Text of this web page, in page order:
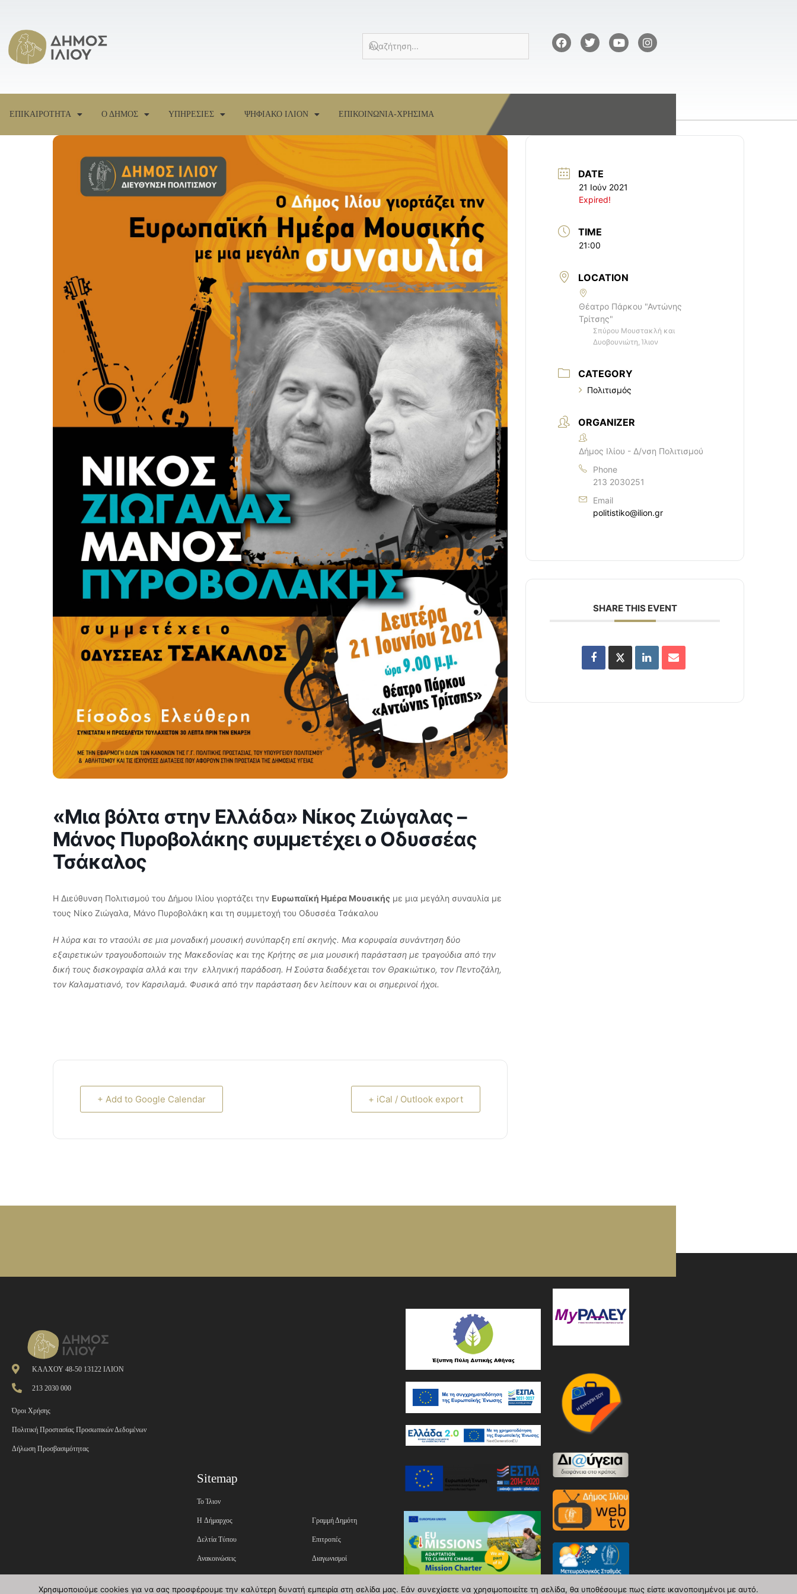
ΕΠΙΚΑΙΡΟΤΗΤΑ Ο ΔΗΜΟΣ ΥΠΗΡΕΣΙΕΣ ΨΗΦΙΑΚΟ ΙΛΙΟΝ ΕΠΙΚΟΙΝΩΝΙΑ-ΧΡΗΣΙΜΑ
«Μια βόλτα στην Ελλάδα» Νίκος Ζιώγαλας –
Μάνος Πυροβολάκης συμμετέχει ο Οδυσσέας
Τσάκαλος
Η Διεύθυνση Πολιτισμού του Δήμου Ιλίου γιορτάζει την Ευρωπαϊκή Ημέρα Μουσικής με μια μεγάλη συναυλία με
τους Νίκο Ζιώγαλα, Μάνο Πυροβολάκη και τη συμμετοχή του Οδυσσέα Τσάκαλου
Η λύρα και το νταούλι σε μια μοναδική μουσική συνύπαρξη επί σκηνής. Μια κορυφαία συνάντηση δύο
εξαιρετικών τραγουδοποιών της Μακεδονίας και της Κρήτης σε μια μουσική παράσταση με τραγούδια από την
δική τους δισκογραφία αλλά και την ελληνική παράδοση. Η Σούστα διαδέχεται τον Θρακιώτικο, τον Πεντοζάλη,
τον Καλαματιανό, τον Καρσιλαμά. Φυσικά από την παράσταση δεν λείπουν και οι σημερινοί ήχοι.
+ Add to Google Calendar + iCal / Outlook export
DATE
21 Ιούν 2021
Expired!
TIME
21:00
LOCATION
Θέατρο Πάρκου "Αντώνης
Τρίτσης"
Σπύρου Μουστακλή και
Δυοβουνιώτη, Ίλιον
CATEGORY
Πολιτισμός
ORGANIZER
Δήμος Ιλίου - Δ/νση Πολιτισμού
Phone
213 2030251
Email
politistiko@ilion.gr
SHARE THIS EVENT
ΚΑΛΧΟΥ 48-50 13122 ΙΛΙΟΝ
213 2030 000
Όροι Χρήσης
Πολιτική Προστασίας Προσωπικών Δεδομένων
Δήλωση Προσβασιμότητας
Sitemap
Το Ίλιον
H Δήμαρχος
Δελτία Τύπου
Ανακοινώσεις
Εφημερίδα της Υπηρεσίας
Γραμμή Δημότη
Επιτροπές
Διαγωνισμοί
Επικοινωνία
Χρησιμοποιούμε cookies για να σας προσφέρουμε την καλύτερη δυνατή εμπειρία στη σελίδα μας. Εάν συνεχίσετε να χρησιμοποιείτε τη σελίδα, θα υποθέσουμε πως είστε ικανοποιημένοι με αυτό.